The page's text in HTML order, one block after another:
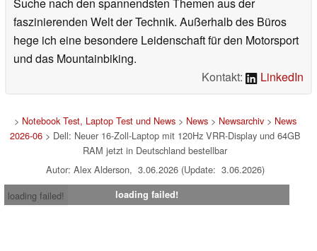
faszinierenden Welt der Technik. Außerhalb des Büros
hege ich eine besondere Leidenschaft für den Motorsport
und das Mountainbiking.
Kontakt:
LinkedIn
> Notebook Test, Laptop Test und News> News> Newsarchiv> News
2026-06> Dell: Neuer 16-Zoll-Laptop mit 120Hz VRR-Display und 64GB
RAM jetzt in Deutschland bestellbar
Autor: Alex Alderson, 3.06.2026 (Update: 3.06.2026)
loading failed!
loading failed!